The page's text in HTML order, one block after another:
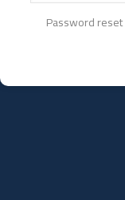
Password